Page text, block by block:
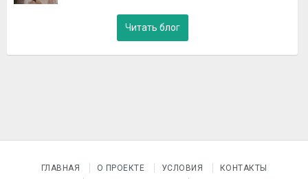
Читать блог
ГЛАВНАЯ О ПРОЕКТЕ УСЛОВИЯ
КОНТАКТЫ